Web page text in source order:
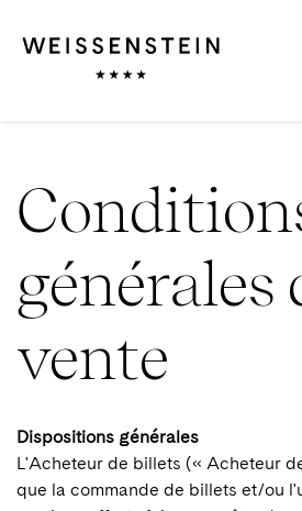
générales
vente
Dispositions générales
L'Acheteur de billets (« Acheteur
que la commande de billets et/ou